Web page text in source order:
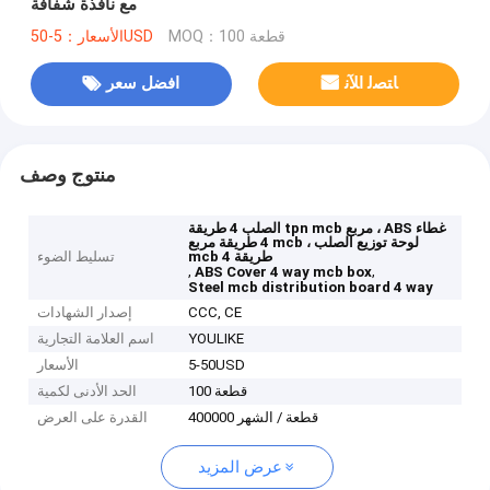
مع نافذة شفافة
الأسعار：5-50USD MOQ：100 قطعة
افضل سعر ﺎﺘﺼﻟ ﺍﻶﻧ
منتوج وصف
تسليط الضوء
الصلب 4 طريقة tpn mcb مربع ، ABS غطاء
4 طريقة مربع mcb ، لوحة توزيع الصلب
mcb 4 طريقة
,ABS Cover 4 way mcb box,
Steel mcb distribution board 4 way
إصدار الشهادات
CCC, CE
اسم العلامة التجارية
YOULIKE
الأسعار
5-50USD
الحد الأدنى لكمية
100 قطعة
القدرة على العرض
400000 قطعة / الشهر
عرض المزيد